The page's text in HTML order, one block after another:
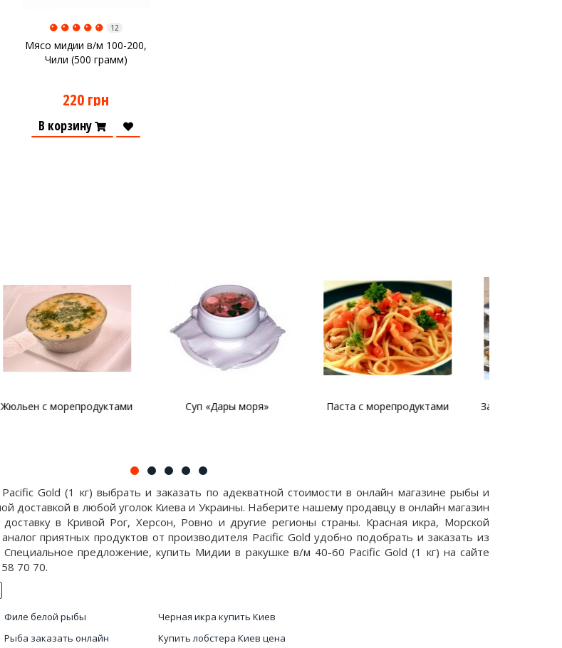
Мясо мидии в/м 100-200,
Чили (500 грамм)
12
220 грн
В корзину
Суп «Дары моря» Паста с морепродуктами Запеченные мидии с сыром
Gold (1 кг) выбрать и заказать по адекватной стоимости в онлайн магазине рыбы и
доставкой в любой уголок Киева и Украины. Наберите нашему продавцу в онлайн магазин
в Кривой Рог, Херсон, Ровно и другие регионы страны. Красная икра, Морской
приятных продуктов от производителя Pacific Gold удобно подобрать и заказать из
Специальное предложение, купить Мидии в ракушке в/м 40-60 Pacific Gold (1 кг) на сайте
70 70.
Филе белой рыбы
Рыба заказать онлайн
Черная икра купить Киев
Купить лобстера Киев цена